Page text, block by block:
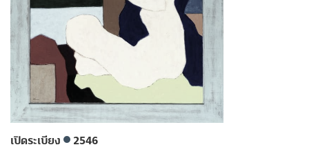
เปิดระเบียง 2546